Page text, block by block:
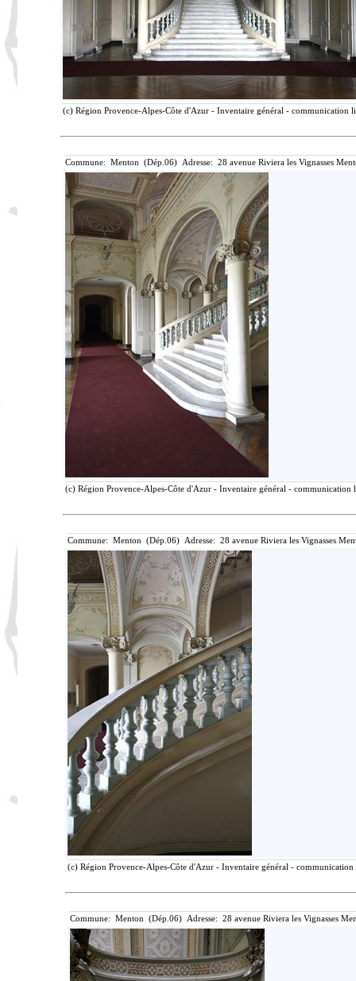
(c) Région Provence-Alpes-Côte d'Azur - Inventaire général - communication
Commune: Menton (Dép.06) Adresse: 28 avenue Riviera les Vignasses
(c) Région Provence-Alpes-Côte d'Azur - Inventaire général -
Commune: Menton (Dép.06) Adresse: 28 avenue Riviera les Vignasses
(c) Région Provence-Alpes-Côte d'Azur - Inventaire général -
Commune: Menton (Dép.06) Adresse: 28 avenue Riviera les Vignasses